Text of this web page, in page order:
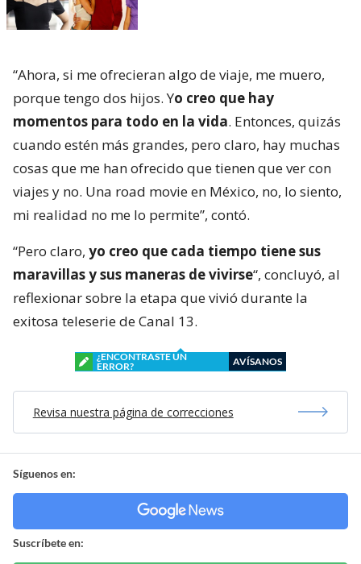
“Ahora, si me ofrecieran algo de viaje, me muero,
porque tengo dos hijos. Yo creo que hay
momentos para todo en la vida. Entonces, quizás
cuando estén más grandes, pero claro, hay muchas
cosas que me han ofrecido que tienen que ver con
viajes y no. Una road movie en México, no, lo siento,
mi realidad no me lo permite”, contó.
“Pero claro, yo creo que cada tiempo tiene sus
maravillas y sus maneras de vivirse“, concluyó, al
reflexionar sobre la etapa que vivió durante la
exitosa teleserie de Canal 13.
¿ENCONTRASTE UN
ERROR?
AVÍSANOS
Revisa nuestra página de correcciones
Síguenos en:
Suscríbete en: